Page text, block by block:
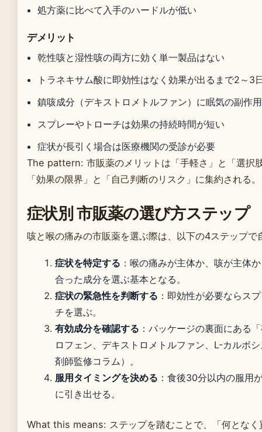
処方薬に比べて入手のハードルが低い
デメリット
乾性咳と湿性咳の両方に効く単一製品はない
トラネキサム酸に即効性はなく効果が出るまで2～3
鎮咳成分（デキストロメトルファン）に眠気の副作
スプレーやトローチは効果の持続時間が短い
症状が長引く場合は医療機関の受診が必要
The pattern: 市販薬のメリットは「手軽さ」と「選択
「効果の限界」と「自己判断のリスク」に集約される。
症状別 市販薬の選び方ステップ
咳と喉の痛みの市販薬を選ぶ際は、以下の4ステップ
症状を特定する ：喉の痛みが主体か、咳が主
合った成分を選ぶ基本となる。
症状の緊急性を判断する ：即効性が必要ならス
チを選ぶ。
有効成分を確認する ：パッケージの裏面にある
ロフェン、デキストロメトルファン、L-カルボ
剤師監修コラム）。
服用タイミングを決める ：食後30分以内の服用
に引き出せる。
What this means: ステップを踏むことで、「何となく